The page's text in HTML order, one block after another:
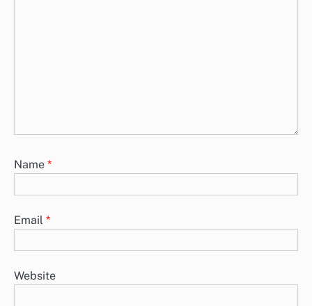
Name *
Email *
Website